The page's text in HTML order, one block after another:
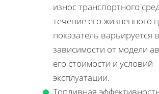
износ транспортного
течение его жизненного
показатель варьируется в
зависимости от модели
его стоимости и условий
эксплуатации.
Топливная